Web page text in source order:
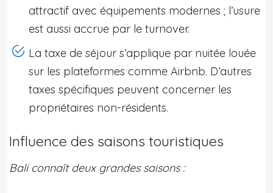
attractif avec équipements modernes ; l’usure
est aussi accrue par le turnover.
La taxe de séjour s’applique par nuitée louée
sur les plateformes comme Airbnb. D’autres
taxes spécifiques peuvent concerner les
propriétaires non-résidents.
Influence des saisons touristiques
Bali connaît deux grandes saisons :